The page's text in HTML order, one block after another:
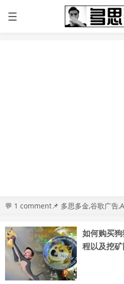
☰
💬 1 comment📌 多思多金,谷歌广告
如何购买
程以及挖